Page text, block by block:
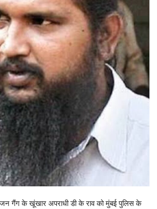
गैंग के खूंखार अपराधी डी के राव को मुंबई पुलिस के